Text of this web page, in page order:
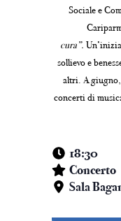
Sociale e
cura”.
sollievo e
altri. A giugno,
concerti di
18:30
Concerto
Sala